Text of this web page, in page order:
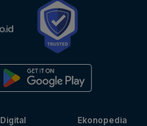
Digital
Ekonopedia